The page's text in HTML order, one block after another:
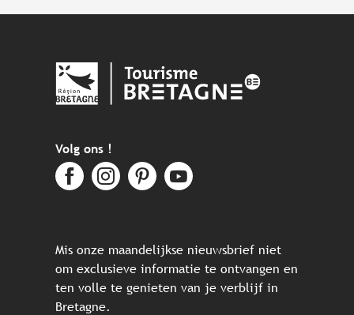
Volg ons !
Mis onze maandelijkse nieuwsbrief niet
om exclusieve informatie te ontvangen en
ten volle te genieten van je verblijf in
Bretagne.